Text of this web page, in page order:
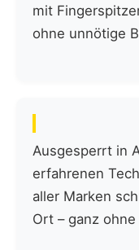
mit
ohne unnötige
Ausgesperrt in
erfahrenen
aller Marken
Ort – ganz